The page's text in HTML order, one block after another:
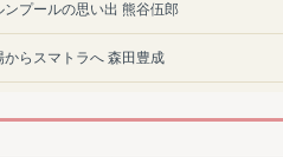
ンプールの思い出 熊谷伍郎
からスマトラへ 森田豊成